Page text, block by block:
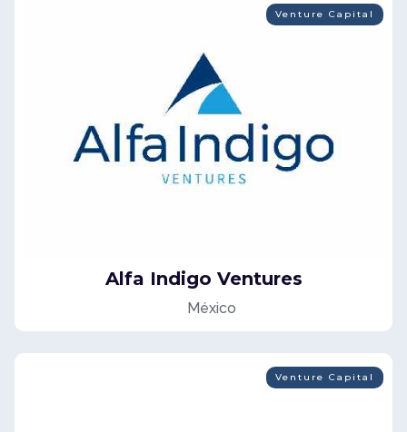
Venture Capital
Alfa Indigo Ventures
México
Venture Capital